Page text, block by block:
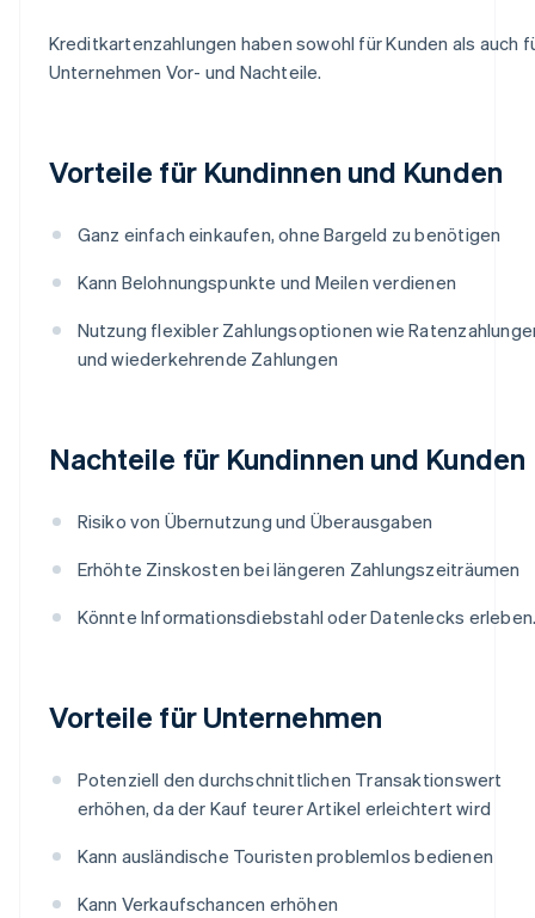
Kreditkartenzahlungen haben sowohl für Kunden als auch
Unternehmen Vor- und Nachteile.
Vorteile für Kundinnen und Kunden
Ganz einfach einkaufen, ohne Bargeld zu benötigen
Kann Belohnungspunkte und Meilen verdienen
Nutzung flexibler Zahlungsoptionen wie
und wiederkehrende Zahlungen
Nachteile für Kundinnen und Kunden
Risiko von Übernutzung und Überausgaben
Erhöhte Zinskosten bei längeren Zahlungszeiträumen
Könnte Informationsdiebstahl oder Datenlecks
Vorteile für Unternehmen
Potenziell den durchschnittlichen Transaktionswert
erhöhen, da der Kauf teurer Artikel erleichtert wird
Kann ausländische Touristen problemlos bedienen
Kann Verkaufschancen erhöhen